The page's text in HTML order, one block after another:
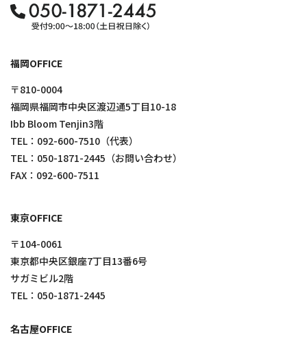
福岡OFFICE
〒810-0004
福岡県福岡市中央区渡辺通5丁目10-18
Ibb Bloom Tenjin3階
TEL： 092-600-7510 （代表）
TEL： 050-1871-2445 （お問い合わせ）
FAX：092-600-7511
東京OFFICE
〒104-0061
東京都中央区銀座7丁目13番6号
サガミビル2階
TEL： 050-1871-2445
名古屋OFFICE